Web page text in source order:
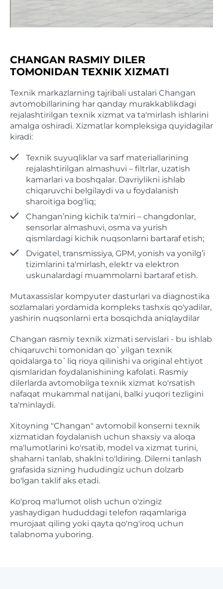
CHANGAN RASMIY DILER
TOMONIDAN TEXNIK XIZMATI
Texnik markazlarning tajribali ustalari Changan
avtomobillarining har qanday murakkablikdagi
rejalashtirilgan texnik xizmat va ta'mirlash ishlarini
amalga oshiradi. Xizmatlar kompleksiga quyidagilar
kiradi:
Texnik suyuqliklar va sarf materiallarining
rejalashtirilgan almashuvi – filtrlar, uzatish
kamarlari va boshqalar. Davriylikni ishlab
chiqaruvchi belgilaydi va u foydalanish
sharoitiga bog'liq;
Changan’ning kichik ta'miri – changdonlar,
sensorlar almashuvi, osma va yurish
qismlardagi kichik nuqsonlarni bartaraf etish;
Dvigatel, transmissiya, GРМ, yonish va yonilg’i
tizimlarini ta'mirlash, elektr va elektron
uskunalardagi muammolarni bartaraf etish.
Mutaxassislar kompyuter dasturlari va diagnostika
sozlamalari yordamida kompleks tashxis qo'yadilar,
yashirin nuqsonlarni erta bosqichda aniqlaydilar
Changan rasmiy texnik xizmati servislari - bu ishlab
chiqaruvchi tomonidan qo`yilgan texnik
qoidalarga to`liq rioya qilinishi va original ehtiyot
qismlaridan foydalanishining kafolati. Rasmiy
dilerlarda avtomobilga texnik xizmat ko'rsatish
nafaqat mukammal natijani, balki yuqori tezligini
ta'minlaydi.
Xitoyning "Changan" avtomobil konserni texnik
xizmatidan foydalanish uchun shaxsiy va aloqa
ma'lumotlarini ko'rsatib, model va xizmat turini,
shaharni tanlab, shaklni to'ldiring. Dilerni tanlash
grafasida sizning hududingiz uchun dolzarb
bo'lgan taklif aks etadi.
Ko'proq ma'lumot olish uchun o'zingiz
yashaydigan hududdagi telefon raqamlariga
murojaat qiling yoki qayta qo'ng'iroq uchun
talabnoma yuboring.